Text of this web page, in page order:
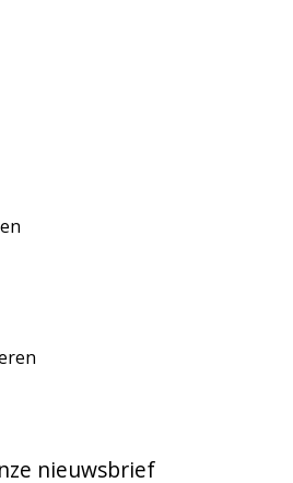
nieuwsbrief